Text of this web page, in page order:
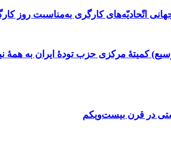
اتّحادیّه‌های کارگری به‌مناسبت روز کارگر
کمیتهٔ‌ مرکزی حزب تودهٔ ایران به همهٔ
در قرن بیست‌ویکم